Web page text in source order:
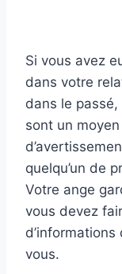
Si vous avez
dans votre
dans le
sont un
quelqu’un de
Votre ange
vous devez
vous.